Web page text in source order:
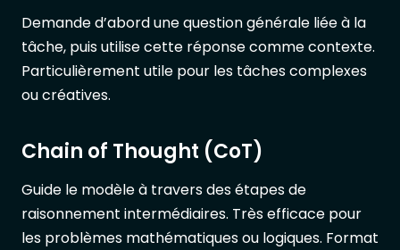
Demande d’abord une question générale liée à la
tâche, puis utilise cette réponse comme contexte.
Particulièrement utile pour les tâches complexes
ou créatives.
Chain of Thought (CoT)
Guide le modèle à travers des étapes de
raisonnement intermédiaires. Très efficace pour
les problèmes mathématiques ou logiques. Format